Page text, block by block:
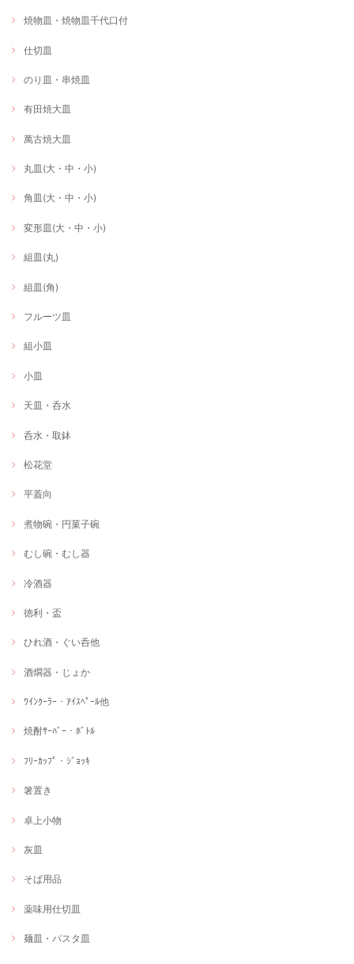
焼物皿・焼物皿千代口付
仕切皿
のり皿・串焼皿
有田焼大皿
萬古焼大皿
丸皿(大・中・小)
角皿(大・中・小)
変形皿(大・中・小)
組皿(丸)
組皿(角)
フルーツ皿
組小皿
小皿
天皿・呑水
呑水・取鉢
松花堂
平蓋向
煮物碗・円菓子碗
むし碗・むし器
冷酒器
徳利・盃
ひれ酒・ぐい呑他
酒燗器・じょか
ﾜｲﾝｸｰﾗｰ・ｱｲｽﾍﾟｰﾙ他
焼酎ｻｰﾊﾞｰ・ﾎﾞﾄﾙ
ﾌﾘｰｶｯﾌﾟ・ｼﾞｮｯｷ
箸置き
卓上小物
灰皿
そば用品
薬味用仕切皿
麺皿・パスタ皿